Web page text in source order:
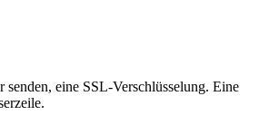
eine SSL-Verschlüsselung. Eine